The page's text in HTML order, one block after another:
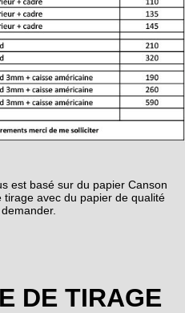
est basé sur du papier Canson
tirage avec du papier de qualité
DE TIRAGE